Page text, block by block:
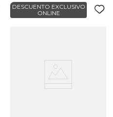
DESCUENTO EXCLUSIVO
ONLINE